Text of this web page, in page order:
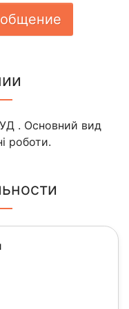
. Основний вид
роботи.